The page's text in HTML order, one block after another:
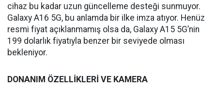
cihaz bu kadar uzun güncelleme desteği sunmuyor.
Galaxy A16 5G, bu anlamda bir ilke imza atıyor. Henüz
resmi fiyat açıklanmamış olsa da, Galaxy A15 5G’nin
199 dolarlık fiyatıyla benzer bir seviyede olması
bekleniyor.
DONANIM ÖZELLİKLERİ VE KAMERA